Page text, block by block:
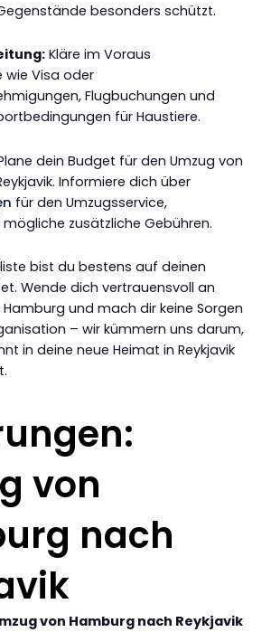
besonders schützt.
Kläre im Voraus
wie Visa oder
Flugbuchungen und
für Haustiere.
dein Budget für den Umzug von
Informiere dich über
für den Umzugsservice,
zusätzliche Gebühren.
bist du bestens auf deinen
Wende dich vertrauensvoll an
und mach dir keine Sorgen
– wir kümmern uns darum,
in deine neue Heimat in Reykjavik
von
nach
von Hamburg nach Reykjavik